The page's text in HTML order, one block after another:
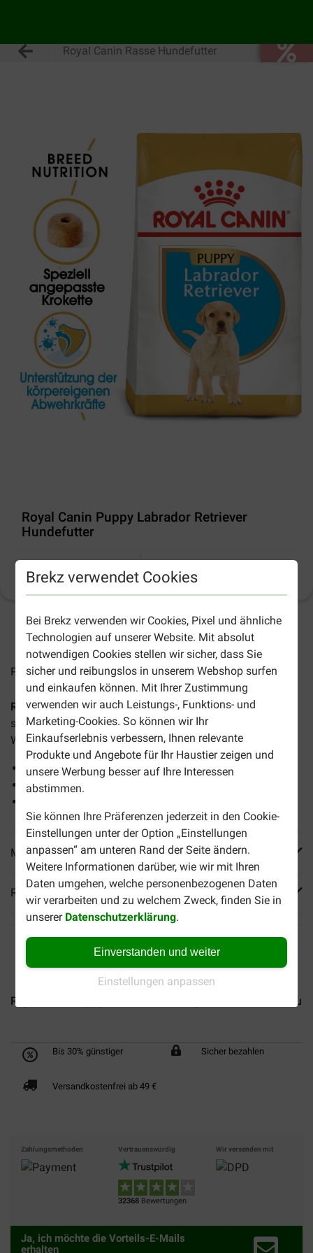
Brekz verwendet Cookies
Bei Brekz verwenden wir Cookies, Pixel und ähnliche
Technologien auf unserer Website. Mit absolut
notwendigen Cookies stellen wir sicher, dass Sie
sicher und reibungslos in unserem Webshop surfen
und einkaufen können. Mit Ihrer Zustimmung
verwenden wir auch Leistungs-, Funktions- und
Marketing-Cookies. So können wir Ihr
Einkaufserlebnis verbessern, Ihnen relevante
Produkte und Angebote für Ihr Haustier zeigen und
unsere Werbung besser auf Ihre Interessen
abstimmen.
Sie können Ihre Präferenzen jederzeit in den Cookie-
Einstellungen unter der Option „Einstellungen
anpassen“ am unteren Rand der Seite ändern.
Weitere Informationen darüber, wie wir mit Ihren
Daten umgehen, welche personenbezogenen Daten
wir verarbeiten und zu welchem Zweck, finden Sie in
unserer Datenschutzerklärung.
Einverstanden und weiter
Einstellungen anpassen
Royal Canin Rasse Hundefutter
Royal Canin Puppy Labrador Retriever
Hundefutter
(96) Produktinformation
Preise inkl. MwSt zzgl.Versandkosten
Royal Canin Puppy Labrador Retriever Hundefutter
speziell entwickeltes Futtermittel für Labrador Retriever
Welpen in einem Alter von 2 bis 15 Monaten.
Ausgeglichenes Wachstum.
Gesunde Haut und ein schönes Fell.
Mehr Produktinfos
Reviews
Royal Canin Puppy Chihuahua... Royal Canin Adult
Bis 30% günstiger Sicher bezahlen
Versandkostenfrei ab 49 €
Zahlungsmethoden Vertrauenswürdig
32368 Bewertungen
Wir versenden mit
Ja, ich möchte die Vorteils-E-Mails
erhalten